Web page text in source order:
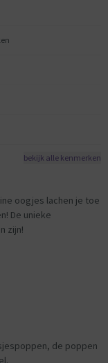
bekijk alle kenmerken
oogjes lachen je toe
De unieke
zijn!
de poppen